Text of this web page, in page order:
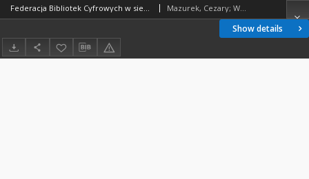
Show details
Federacja Bibliotek Cyfrowych w sieci PIONIER - Dostęp do otwartych bibliotek cyfrowych i repozytoriów Mazurek, Cezary; Werla, Marcin; Lewandowska, Agnieszka